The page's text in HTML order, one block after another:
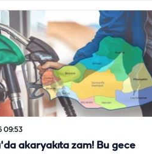
09:53
akaryakıta zam! Bu gece